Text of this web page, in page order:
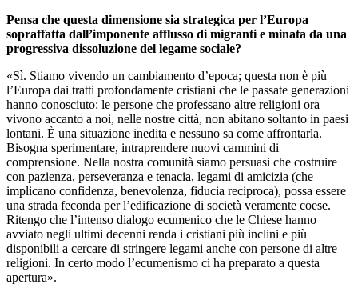
Pensa che questa dimensione sia strategica per l’Europa
sopraffatta dall’imponente afflusso di migranti e minata da una
progressiva dissoluzione del legame sociale?
«Sì. Stiamo vivendo un cambiamento d’epoca; questa non è più
l’Europa dai tratti profondamente cristiani che le passate generazioni
hanno conosciuto: le persone che professano altre religioni ora
vivono accanto a noi, nelle nostre città, non abitano soltanto in paesi
lontani. È una situazione inedita e nessuno sa come affrontarla.
Bisogna sperimentare, intraprendere nuovi cammini di
comprensione. Nella nostra comunità siamo persuasi che costruire
con pazienza, perseveranza e tenacia, legami di amicizia (che
implicano confidenza, benevolenza, fiducia reciproca), possa essere
una strada feconda per l’edificazione di società veramente coese.
Ritengo che l’intenso dialogo ecumenico che le Chiese hanno
avviato negli ultimi decenni renda i cristiani più inclini e più
disponibili a cercare di stringere legami anche con persone di altre
religioni. In certo modo l’ecumenismo ci ha preparato a questa
apertura».